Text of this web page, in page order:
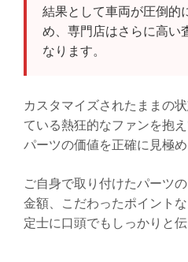
結果として車両が圧倒的
め、専門店はさらに高い
なります。
カスタマイズされたままの
ている熱狂的なファンを抱
パーツの価値を正確に見極め
ご自身で取り付けたパーツ
金額、こだわったポイント
定士に口頭でもしっかりと